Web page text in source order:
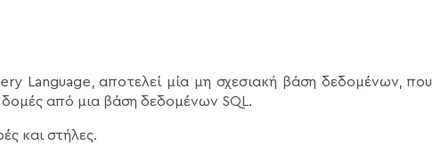
Language, αποτελεί μία μη σχεσιακή βάση δεδομένων, που
δομές από μια βάση δεδομένων SQL.
και στήλες.